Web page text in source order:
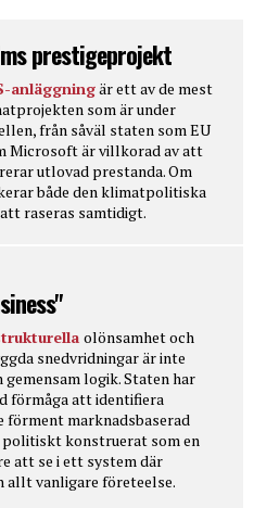
prestigeprojekt
anläggningär ett av de mest
som är under
från såväl staten som EU
Microsoft är villkorad av att
utlovad prestanda. Om
både den klimatpolitiska
raseras samtidigt.
olönsamhet och
snedvridningar är inte
logik. Staten har
förmåga att identifiera
förment marknadsbaserad
politiskt konstruerat som en
att se i ett system där
allt vanligare företeelse.